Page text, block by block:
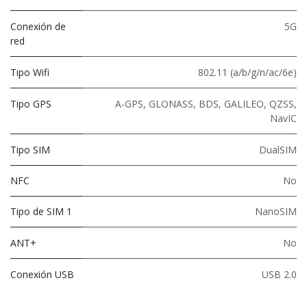
Conexión de
red
5G
Tipo Wifi 802.11 (a/b/g/n/ac/6e)
Tipo GPS
A-GPS, GLONASS, BDS, GALILEO, QZSS,
NavIC
Tipo SIM DualSIM
NFC No
Tipo de SIM 1 NanoSIM
ANT+ No
Conexión USB USB 2.0